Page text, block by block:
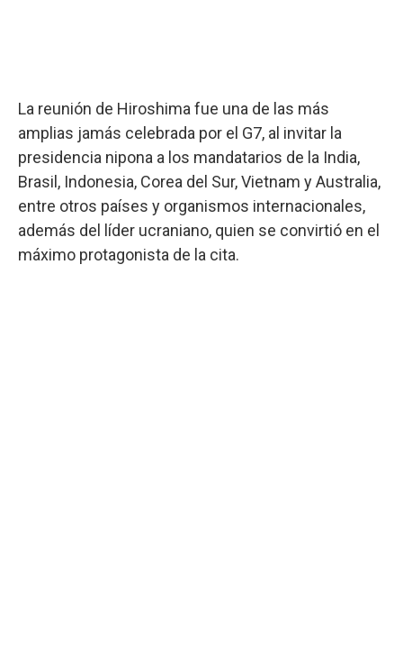
La reunión de Hiroshima fue una de las más
amplias jamás celebrada por el G7, al invitar la
presidencia nipona a los mandatarios de la India,
Brasil, Indonesia, Corea del Sur, Vietnam y Australia,
entre otros países y organismos internacionales,
además del líder ucraniano, quien se convirtió en el
máximo protagonista de la cita.